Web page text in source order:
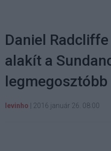
Daniel
alakít a
levinho 2016 január 26. 08:00